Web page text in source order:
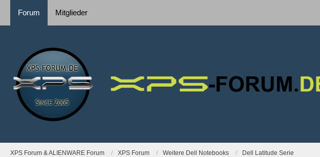
Forum Mitglieder
XPS Forum & ALIENWARE Forum XPS Forum Weitere Dell Notebooks Dell Latitude Serie